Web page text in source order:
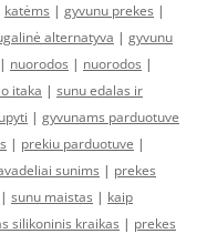
katėms | gyvunu prekes |
alternatyva | gyvunu
| nuorodos | nuorodos |
itaka | sunu edalas ir
| gyvunams parduotuve
| prekiu parduotuve |
sunims | prekes
| sunu maistas | kaip
silikoninis kraikas | prekes